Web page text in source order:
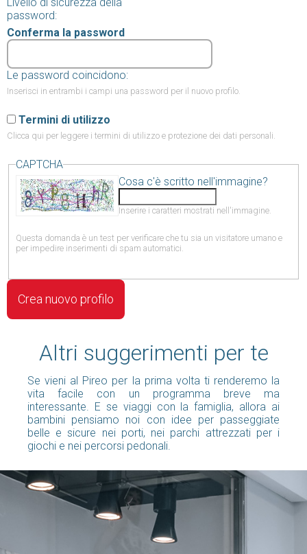
password:
Conferma la password
Le password coincidono:
Inserisci in entrambi i campi una password per il nuovo profilo.
Termini di utilizzo
Clicca qui per leggere i termini di utilizzo e protezione dei dati personali.
CAPTCHA
Cosa c'è scritto nell'immagine?
Inserire i caratteri mostrati nell'immagine.
Questa domanda è un test per verificare che tu sia un visitatore umano e
per impedire inserimenti di spam automatici.
Altri suggerimenti per te
Se vieni al Pireo per la prima volta ti renderemo la
vita facile con un programma breve ma
interessante. E se viaggi con la famiglia, allora ai
bambini pensiamo noi con idee per passeggiate
belle e sicure nei porti, nei parchi attrezzati per i
giochi e nei percorsi pedonali.